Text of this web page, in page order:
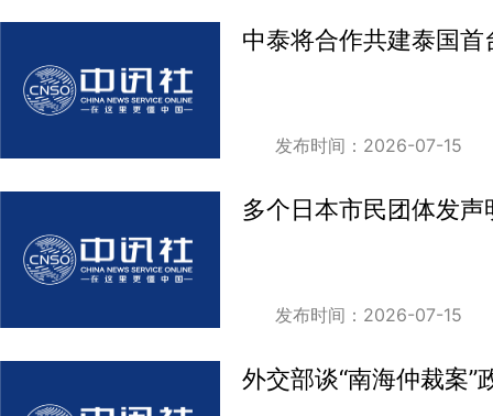
中泰将合作共建泰国
发布时间：2026-07-15
多个日本市民团体发
发布时间：2026-07-15
外交部谈“南海仲裁案